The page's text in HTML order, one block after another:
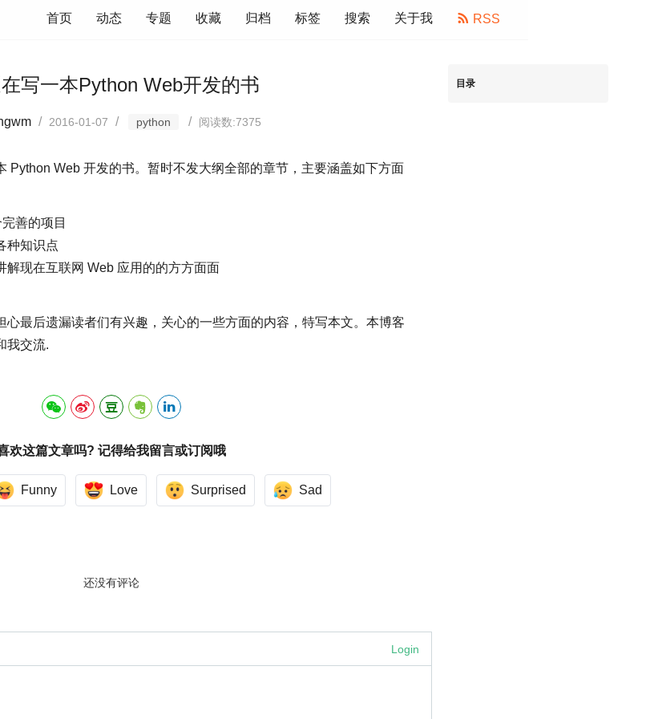
首页 动态 专题 收藏 归档 标签 搜索 关于我 RSS
写一本Python Web开发的书
/ 2016-01-07 / python / 阅读数:7375
Python Web 开发的书。暂时不发大纲全部的章节，主要涵盖如下方面
善的项目
种知识点
解现在互联网 Web 应用的的方方面面
心最后遗漏读者们有兴趣，关心的一些方面的内容，特写本文。本博客
我交流.
目录
欢这篇文章吗? 记得给我留言或订阅哦
Funny Love Surprised Sad
还没有评论
Login